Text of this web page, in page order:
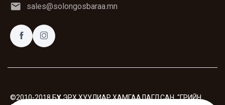
email sales@solongosbaraa.mn
©2010-2018 БҮХ ЭРХ ХУУЛИАР ХАМГААЛАГДСАН. "ГРИЙН